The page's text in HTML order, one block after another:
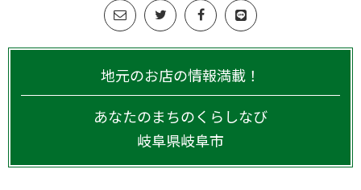
地元のお店の情報満載！
あなたのまちのくらしなび
岐阜県岐阜市